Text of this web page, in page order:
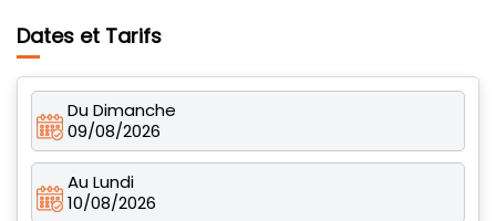
Dates et Tarifs
Du Dimanche
09/08/2026
Au Lundi
10/08/2026